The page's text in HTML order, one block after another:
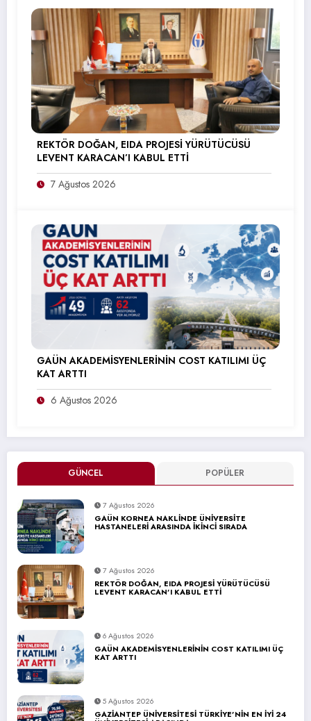
GÜNCEL POPÜLER
7 Ağustos 2026
GAÜN KORNEA NAKLİNDE ÜNİVERSİTE
HASTANELERİ ARASINDA İKİNCİ SIRADA
7 Ağustos 2026
REKTÖR DOĞAN, EIDA PROJESİ YÜRÜTÜCÜSÜ
LEVENT KARACAN’I KABUL ETTİ
6 Ağustos 2026
GAÜN AKADEMİSYENLERİNİN COST KATILIMI ÜÇ
KAT ARTTI
5 Ağustos 2026
GAZİANTEP ÜNİVERSİTESİ TÜRKİYE’NİN EN İYİ 24
REKTÖR DOĞAN, EIDA PROJESİ YÜRÜTÜCÜSÜ
LEVENT KARACAN’I KABUL ETTİ
7 Ağustos 2026
GAÜN AKADEMİSYENLERİNİN COST KATILIMI ÜÇ
KAT ARTTI
6 Ağustos 2026